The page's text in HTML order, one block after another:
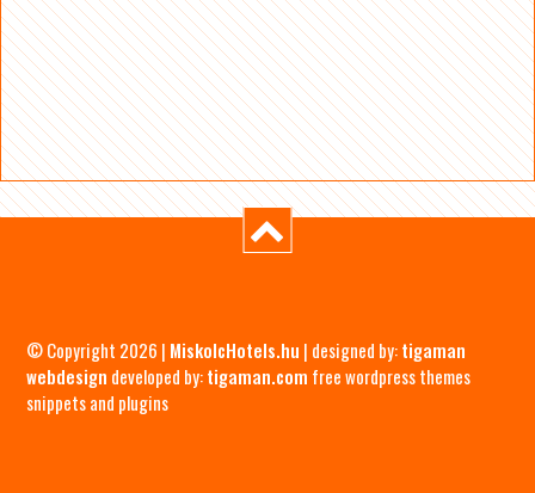
© Copyright 2026 | MiskolcHotels.hu | designed by:tigaman
webdesign developed by:tigaman.com free wordpress themes
snippets and plugins